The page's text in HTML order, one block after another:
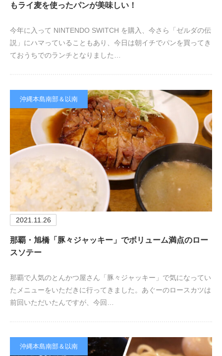
もライ麦を使ったパンが美味しい！
今年に入って NINTENDO SWITCH を購入、今さら「ゼルダの伝
説」にハマっていることもあり、今日は朝イチでパンを買ってき
ておうちでのランチとなりました…
沖縄本島南部＆以南
2021.11.26
那覇・旭橋「豚々ジャッキー」でボリューム満点のロー
スソテー
那覇で人気のとんかつ屋さん「豚々ジャッキー」で気になってい
たメニューをいただきに行ってきました。あぐーのロースカツは
前回いただいたんですが、今回…
沖縄本島南部＆以南